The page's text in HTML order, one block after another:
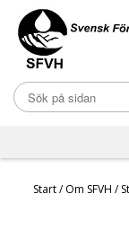
Start/ Om SFVH /